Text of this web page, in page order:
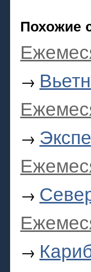
Похожие
→
→
→
→